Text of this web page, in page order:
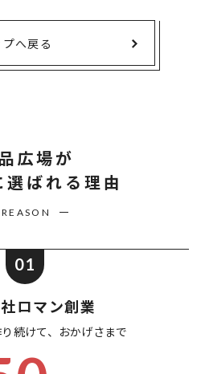
プへ戻る
広場が
選ばれる理由
REASON
01
ロマン創業
続けて、 おかげさまで